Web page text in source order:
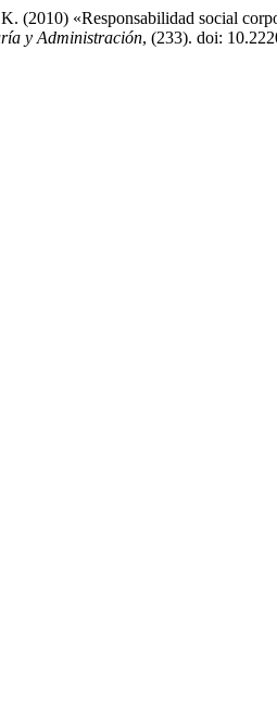
(2010) «Responsabilidad social
y Administración, (233). doi: